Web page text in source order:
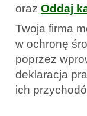
oraz Oddaj
Twoja firma
w ochronę
poprzez
deklaracja
ich